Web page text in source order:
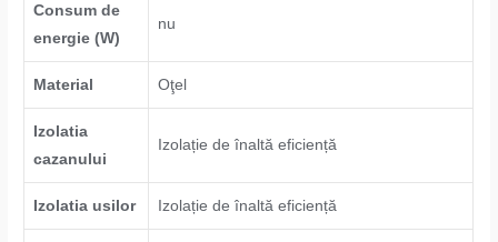
Consum de
energie (W)
nu
Material Oţel
Izolatia
cazanului
Izolație de înaltă eficiență
Izolatia usilor Izolație de înaltă eficiență